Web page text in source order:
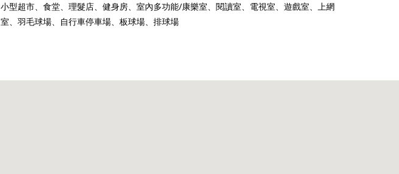
小型超市、食堂、理髮店、健身房、室內多功能/康樂室、閱讀室、電視室、遊戲室、上網
室、羽毛球場、自行車停車場、板球場、排球場